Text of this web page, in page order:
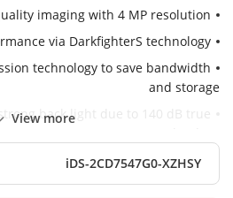
imaging with 4 MP resolution
via DarkfighterS technology
technology to save bandwidth
and storage
back light due to 140 dB true
(IP67) and vandal proof (IK10)
View more
iDS-2CD7547G0-XZHSY